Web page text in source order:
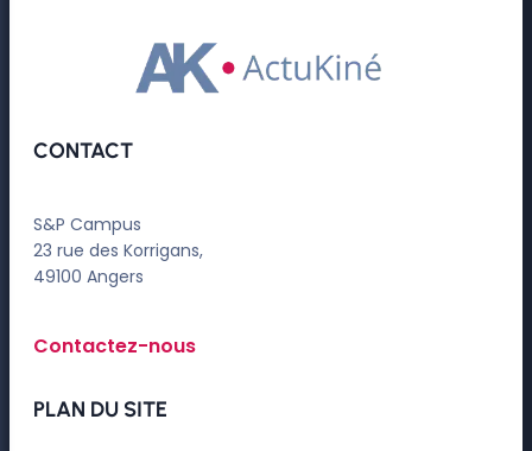
CONTACT
S&P Campus
23 rue des Korrigans,
49100 Angers
Contactez-nous
PLAN DU SITE